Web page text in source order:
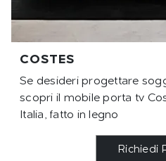
COSTES
Se desideri progettare
scopri il mobile porta tv
Italia, fatto in legno
Richiedi